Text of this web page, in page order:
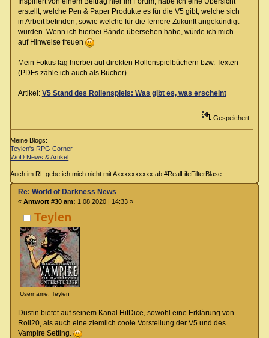
erstellt, welche Pen & Paper Produkte es für die V5 gibt, welche sich
in Arbeit befinden, sowie welche für die fernere Zukunft angekündigt
wurden. Wenn ich hierbei Bände übersehen habe, würde ich mich
auf Hinweise freuen
Mein Fokus lag hierbei auf direkten Rollenspielbüchern bzw. Texten
(PDFs zähle ich auch als Bücher).
Artikel: V5 Stand des Rollenspiels: Was gibt es, was erscheint
Gespeichert
Meine Blogs:
Teylen's RPG Corner
WoD News & Artikel
Auch im RL gebe ich mich nicht mit Axxxxxxxxxx ab #RealLifeFilterBlase
Teylen
Username: Teylen
Re: World of Darkness News
« Antwort #30 am: 1.08.2020 | 14:33 »
Dustin bietet auf seinem Kanal HitDice, sowohl eine Erklärung von
Roll20, als auch eine ziemlich coole Vorstellung der V5 und des
Vampire Setting.